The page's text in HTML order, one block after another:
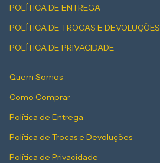
POLÍTICA DE ENTREGA
POLÍTICA DE TROCAS E DEVOLUÇÕES
POLÍTICA DE PRIVACIDADE
Quem Somos
Como Comprar
Política de Entrega
Política de Trocas e Devoluções
Política de Privacidade